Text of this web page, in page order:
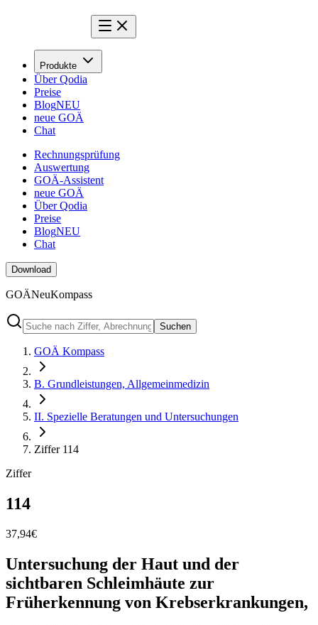
Produkte
Über Qodia
Preise
BlogNEU
neue GOÄ
Chat
Rechnungsprüfung
Auswertung
GOÄ-Assistent
neue GOÄ
Über Qodia
Preise
BlogNEU
Chat
Download
GOÄNeuKompass
Suchen
GOÄ Kompass
B. Grundleistungen, Allgemeinmedizin
II. Spezielle Beratungen und Untersuchungen
Ziffer 114
Ziffer
114
37,94€
Untersuchung der Haut und der
sichtbaren Schleimhäute zur
Früherkennung von Krebserkrankungen,